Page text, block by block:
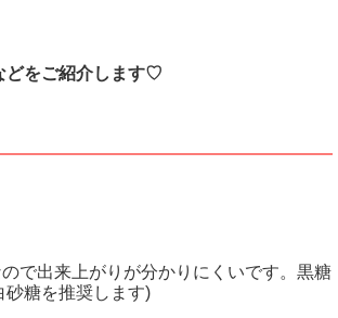
どをご紹介します♡
で出来上がりが分かりにくいです。黒糖
砂糖を推奨します)